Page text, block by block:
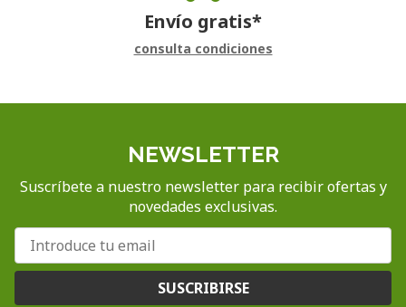
Envío gratis*
consulta condiciones
NEWSLETTER
Suscríbete a nuestro newsletter para recibir ofertas y
novedades exclusivas.
SUSCRIBIRSE